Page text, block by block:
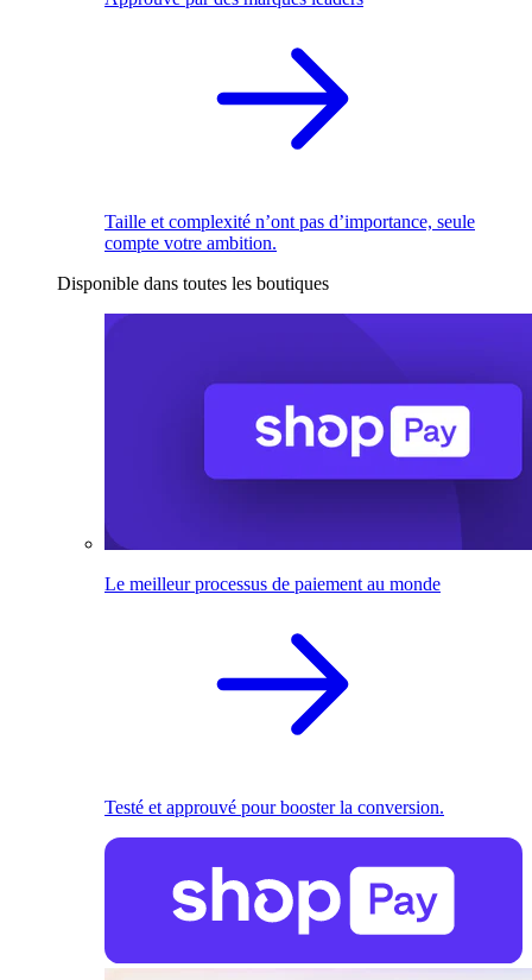
Taille et complexité n’ont pas d’importance, seule
compte votre ambition.
Disponible dans toutes les boutiques
Le meilleur processus de paiement au monde
Testé et approuvé pour booster la conversion.